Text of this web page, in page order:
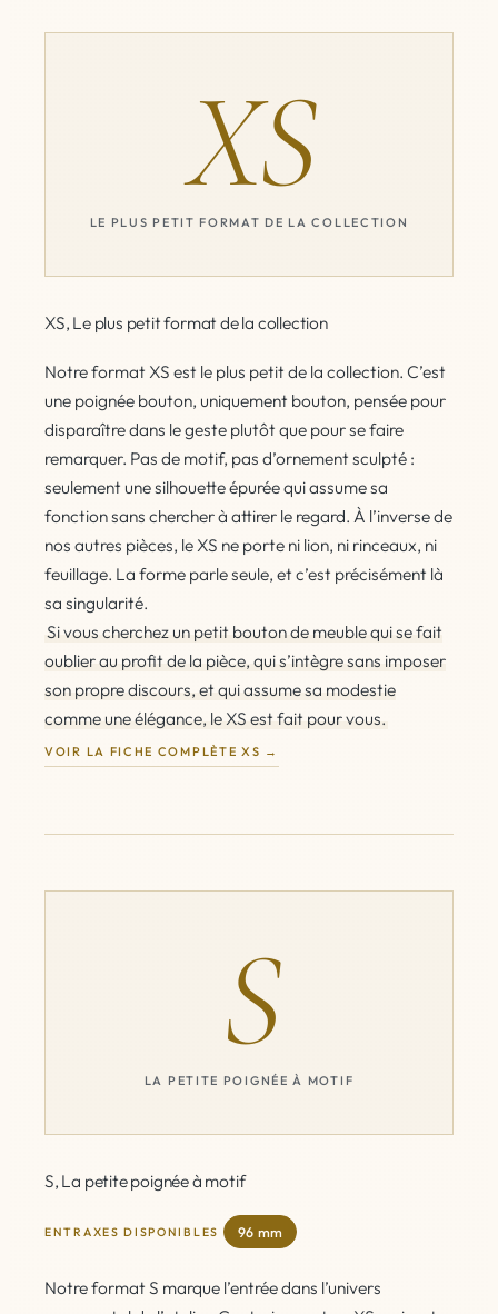
XS
LE PLUS PETIT FORMAT DE LA COLLECTION
XS, Le plus petit format de la collection
Notre format XS est le plus petit de la collection. C’est
une poignée bouton, uniquement bouton, pensée pour
disparaître dans le geste plutôt que pour se faire
remarquer. Pas de motif, pas d’ornement sculpté :
seulement une silhouette épurée qui assume sa
fonction sans chercher à attirer le regard. À l’inverse de
nos autres pièces, le XS ne porte ni lion, ni rinceaux, ni
feuillage. La forme parle seule, et c’est précisément là
sa singularité.
Si vous cherchez un petit bouton de meuble qui se fait
oublier au profit de la pièce, qui s’intègre sans imposer
son propre discours, et qui assume sa modestie
comme une élégance, le XS est fait pour vous.
VOIR LA FICHE COMPLÈTE XS
S
LA PETITE POIGNÉE À MOTIF
S, La petite poignée à motif
ENTRAXES DISPONIBLES 96 mm
Notre format S marque l’entrée dans l’univers